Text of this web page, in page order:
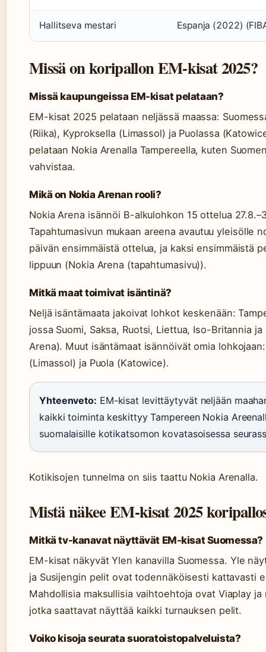
Hallitseva mestari Espanja (2022)
Missä on koripallon EM-kisat 2025?
Missä kaupungeissa EM-kisat pelataan?
EM-kisat 2025 pelataan neljässä maassa:
(Riika), Kyproksella (Limassol) ja Puolassa
pelataan Nokia Arenalla Tampereella, kuten
vahvistaa.
Mikä on Nokia Arenan rooli?
Nokia Arena isännöi B-alkulohkon 15 ottelua
Tapahtumasivun mukaan areena avautuu yleisölle
päivän ensimmäistä ottelua, ja kaksi ensimmäistä
lippuun (Nokia Arena (tapahtumasivu)).
Mitkä maat toimivat isäntinä?
Neljä isäntämaata jakoivat lohkot keskenään:
jossa Suomi, Saksa, Ruotsi, Liettua, Iso-Britannia
Arena). Muut isäntämaat isännöivät omia
(Limassol) ja Puola (Katowice).
Yhteenveto: EM-kisat levittäytyvät neljään
kaikki toiminta keskittyy Tampereen Nokia
suomalaisille kotikatsomon kovatasoisessa
Kotikisojen tunnelma on siis taattu Nokia Arenalla.
Mistä näkee EM-kisat 2025
Mitkä tv-kanavat näyttävät EM-kisat Suomessa?
EM-kisat näkyvät Ylen kanavilla Suomessa. Yle
ja Susijengin pelit ovat todennäköisesti kattavasti
Mahdollisia maksullisia vaihtoehtoja ovat Viaplay ja
jotka saattavat näyttää kaikki turnauksen pelit.
Voiko kisoja seurata suoratoistopalveluista?